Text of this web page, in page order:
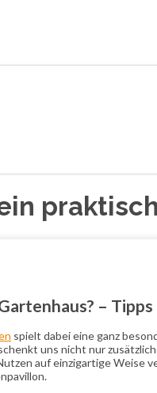
–
spielt dabei eine ganz
uns nicht nur
auf einzigartige